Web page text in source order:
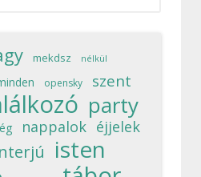
mekdsz nélkül
opensky szent
party
nappalok éjjelek
isten